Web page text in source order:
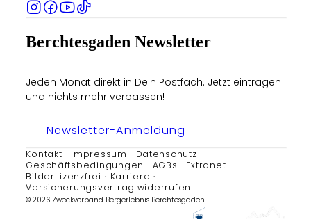
Berchtesgaden Newsletter
Jeden Monat direkt in Dein Postfach. Jetzt eintragen
und nichts mehr verpassen!
Newsletter-Anmeldung
Kontakt Impressum
Datenschutz
Geschäftsbedingungen
AGBs
Extranet
Bilder lizenzfrei
Karriere
Versicherungsvertrag widerrufen
© 2026 Zweckverband Bergerlebnis Berchtesgaden